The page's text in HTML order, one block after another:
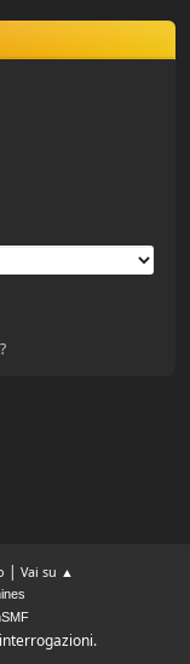
| Vai su ▲